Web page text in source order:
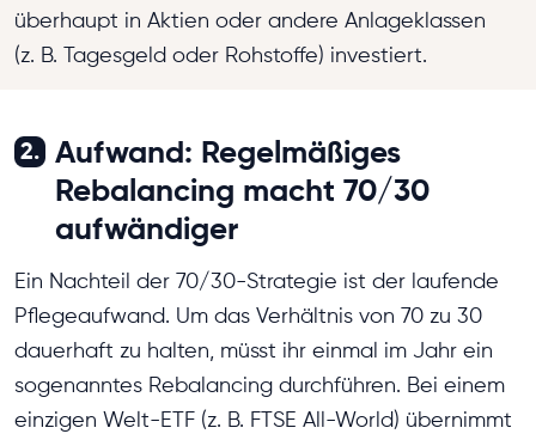
überhaupt in Aktien oder andere Anlageklassen
(z. B. Tagesgeld oder Rohstoffe) investiert.
2. Aufwand: Regelmäßiges
Rebalancing macht 70/30
aufwändiger
Ein Nachteil der 70/30-Strategie ist der laufende
Pflegeaufwand. Um das Verhältnis von 70 zu 30
dauerhaft zu halten, müsst ihr einmal im Jahr ein
sogenanntes Rebalancing durchführen. Bei einem
einzigen Welt-ETF (z. B. FTSE All-World) übernimmt